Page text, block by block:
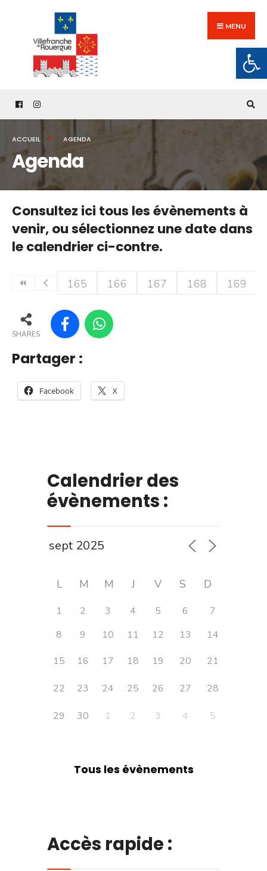
content
MENU
ACCUEIL AGENDA
Agenda
Consultez ici tous les évènements à
venir,ou sélectionnez une date dans
le calendrier ci-contre.
165 166 167 168 169
SHARES
Partager :
Facebook X
Calendrier des
évènements :
L M M J V S D
1 2 3 4 5 6
7
8
9 10 11 12 13
14
15
16 17 18 19 20 21
22 23 24 25 26 27 28
29 30 1 2 3 4 5
Tous les évènements
Accès rapide :